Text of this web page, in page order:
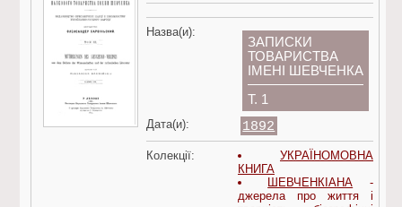
Назва(и):
ЗАПИСКИ
ТОВАРИСТВА
ІМЕНІ ШЕВЧЕНКА
Т. 1
Дата(и): 1892
Колекції:
УКРАЇНОМОВНА
КНИГА
ШЕВЧЕНКІАНА -
джерела про життя і